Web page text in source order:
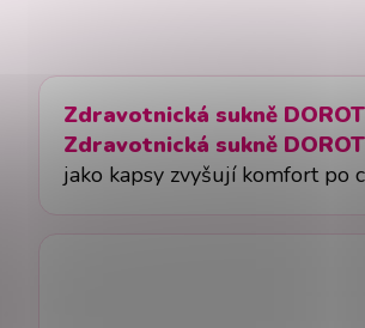
Zdravotnická sukně
Zdravotnická sukně
jako kapsy zvyšují komfort po